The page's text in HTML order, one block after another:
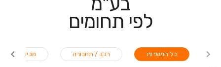
לפי תחומים
מכירות רכב / תחבורה כל המשרות